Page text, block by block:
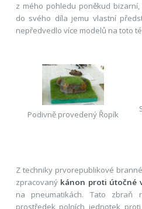
z mého pohledu poněkud
do svého díla jemu vlastní
nepředvedlo více modelů na toto
Podivně provedený Řopík
Z techniky prvorepublikové
zpracovaný kánon proti útočné
na pneumatikách. Tato zbraň
prostředek polních jednotek